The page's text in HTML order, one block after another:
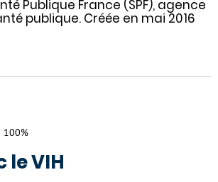
Publique France (SPF), agence
publique. Créée en mai 2016
100%
le VIH